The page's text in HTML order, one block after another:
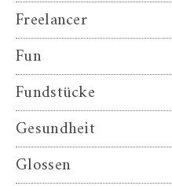
Freelancer
Fun
Fundstücke
Gesundheit
Glossen